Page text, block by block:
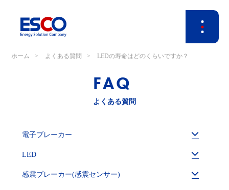
ホーム よくある質問 LEDの寿命はどのくらいですか？
FAQ
よくある質問
電子ブレーカー
LED
感震ブレーカー(感震センサー)